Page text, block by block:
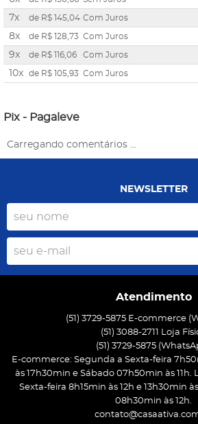
7x de R$ 145,04 Com Juros
8x de R$ 128,73 Com Juros
9x de R$ 116,06 Com Juros
10x de R$ 105,93 Com Juros
Pix - Pagaleve
Carregando comentários ...
NEWSLETTER
Atendimento
(51) 3729-5875 E-commerce
(51) 3088-2711 Loja
(51) 3729-5875
E-commerce: Segunda a Sexta-feira
às 17h30min e Sábado 07h50min às 11h.
Sexta-feira 8h15min às 12h e 13h30min
08h30min às 12h.